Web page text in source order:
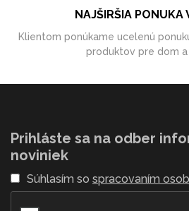
NAJŠIRŠIA PONUKA
Klientom ponúkame ucelenú
produktov pre dom a
Prihláste sa na odber
noviniek
Súhlasím so spracovaním